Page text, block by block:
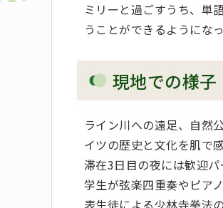
ミリーと過ごすうち、単
うことができるようにな
現地での様子
ライン川への遠足、自然
イツの歴史と文化を肌で
滞在3日目の夜には歓迎
学生が弦楽四重奏やピア